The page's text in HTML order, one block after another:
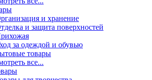
и хранение
и защита поверхностей
за одеждой и обувью
товары
все...